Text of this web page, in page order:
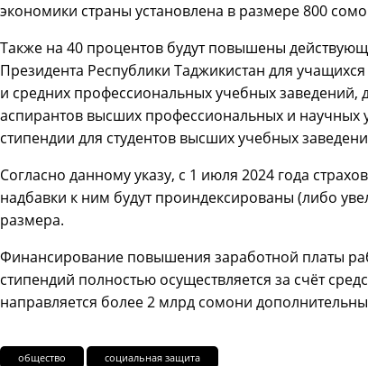
экономики страны установлена в размере 800
Также на 40 процентов будут повышены
Президента Республики Таджикистан для
и средних профессиональных учебных заведений,
аспирантов высших профессиональных и научных
стипендии для студентов высших учебных
Согласно данному указу, с 1 июля 2024 года
надбавки к ним будут проиндексированы (либо
размера.
Финансирование повышения заработной платы
стипендий полностью осуществляется за счёт
направляется более 2 млрд сомони
общество социальная защита